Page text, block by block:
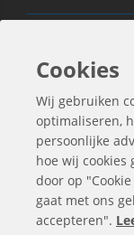
Ook
Cookies
Wij gebruiken
optimaliseren,
persoonlijke
hoe wij cookies
door op
gaat met ons
accepteren".